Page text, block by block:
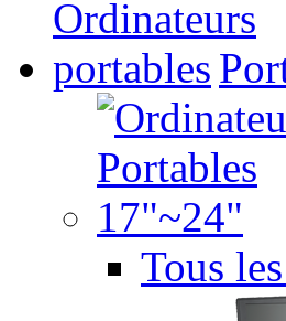
Tous